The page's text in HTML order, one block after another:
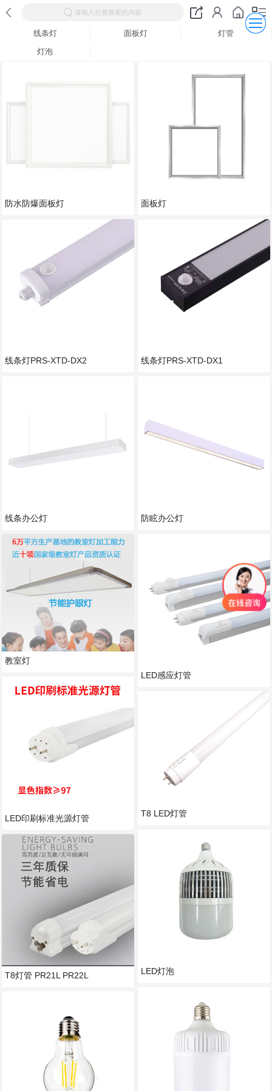
请输入您要搜索的内容
线条灯 面板灯
灯管
灯泡
防水防爆面板灯
线条灯PRS-XTD-DX2
线条办公灯
教室灯
LED印刷标准光源灯管
T8灯管 PR21L PR22L
面板灯
线条灯PRS-XTD-DX1
防眩办公灯
LED感应灯管
T8 LED灯管
LED灯泡